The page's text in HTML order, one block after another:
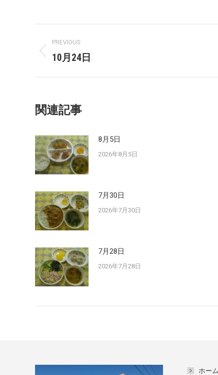
navigation
PREVIOUS
Previous
10月24日
関連記事
8月5日
2026年8月5日
7月30日
2026年7月30日
7月28日
2026年7月28日
ホー